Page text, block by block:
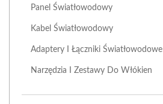
Panel Światłowodowy
Kabel Światłowodowy
Adaptery I Łączniki Światłowodowe
Narzędzia I Zestawy Do Włókien